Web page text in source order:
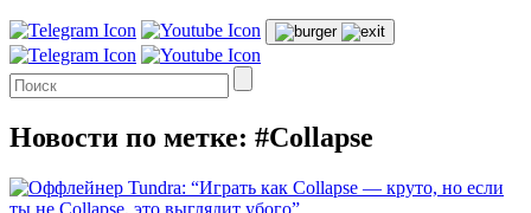
Новости по метке: #Collapse